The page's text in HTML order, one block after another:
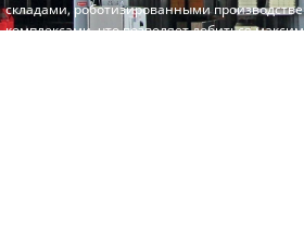
складами, роботизированными
комплексами, что позволяет добиться